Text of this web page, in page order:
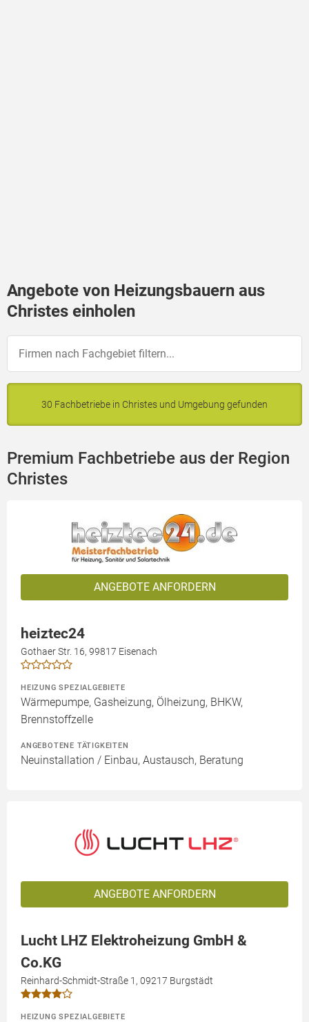
Angebote von Heizungsbauern aus
Christes einholen
30 Fachbetriebe in Christes und Umgebung gefunden
Premium Fachbetriebe aus der Region
Christes
ANGEBOTE ANFORDERN
heiztec24
Gothaer Str. 16, 99817 Eisenach
HEIZUNG SPEZIALGEBIETE
Wärmepumpe, Gasheizung, Ölheizung, BHKW,
Brennstoffzelle
ANGEBOTENE TÄTIGKEITEN
Neuinstallation / Einbau, Austausch, Beratung
ANGEBOTE ANFORDERN
Lucht LHZ Elektroheizung GmbH &
Co.KG
Reinhard-Schmidt-Straße 1, 09217 Burgstädt
HEIZUNG SPEZIALGEBIETE